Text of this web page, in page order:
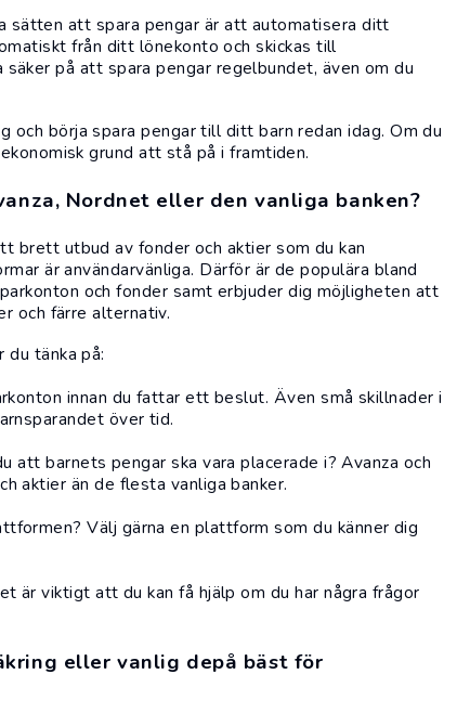
sätten att spara pengar är att automatisera ditt
från ditt lönekonto och skickas till
säker på att spara pengar regelbundet, även om du
och börja spara pengar till ditt barn redan idag. Om du
grund att stå på i framtiden.
Nordnet eller den vanliga banken?
brett utbud av fonder och aktier som du kan
är användarvänliga. Därför är de populära bland
och fonder samt erbjuder dig möjligheten att
och färre alternativ.
du tänka på:
innan du fattar ett beslut. Även små skillnader i
över tid.
att barnets pengar ska vara placerade i? Avanza och
aktier än de flesta vanliga banker.
Välj gärna en plattform som du känner dig
är viktigt att du kan få hjälp om du har några frågor
eller vanlig depå bäst för